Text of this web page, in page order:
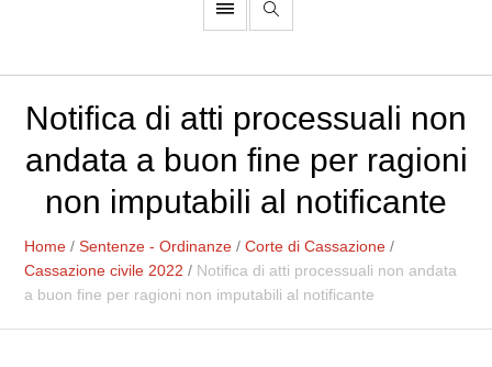
Notifica di atti processuali non
andata a buon fine per ragioni
non imputabili al notificante
Home /Sentenze - Ordinanze /Corte di Cassazione /
Cassazione civile 2022 / Notifica di atti processuali non andata
a buon fine per ragioni non imputabili al notificante